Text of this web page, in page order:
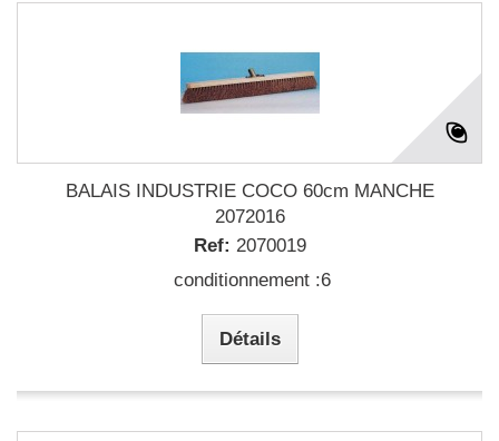
BALAIS INDUSTRIE COCO 60cm MANCHE
2072016
Ref: 2070019
conditionnement :6
Détails